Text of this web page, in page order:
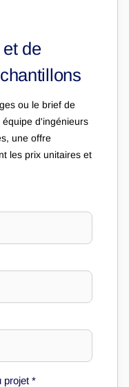
de
ou le brief de
d'ingénieurs
une offre
les prix unitaires et
projet *